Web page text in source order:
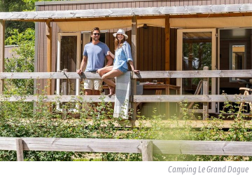
Camping Le Grand Dague